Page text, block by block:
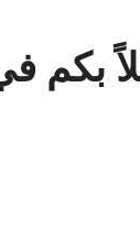
بكم